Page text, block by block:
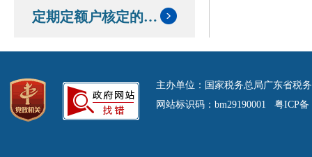
定期定额户核定的定额和应纳税额情况
主办单位：国家税务总局广东省税
网站标识码：bm29190001 粤ICP